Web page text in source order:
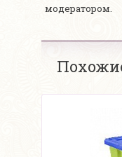
модератором.